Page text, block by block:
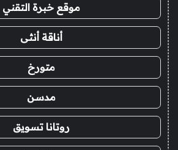
موقع خبرة التقني
أناقة أنثى
متورخ
مدسن
روتانا تسويق